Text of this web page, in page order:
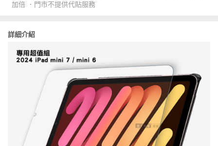
加倍 ．門市不提供代貼服務
詳細介紹